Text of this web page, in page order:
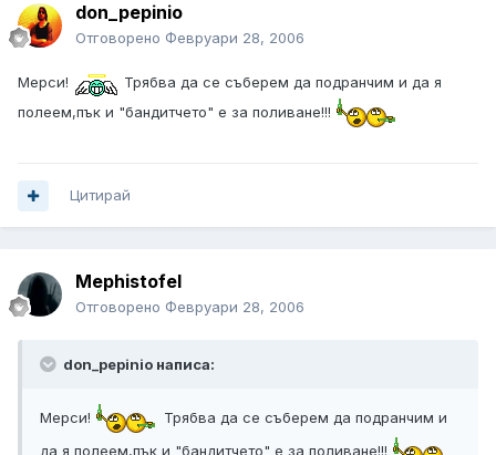
don_pepinio
Отговорено Февруари 28, 2006
Мерси!
Трябва да се съберем да подранчим и да я
полеем,пък и "бандитчето" е за поливане!!!
Цитирай
Mephistofel
Отговорено Февруари 28, 2006
don_pepinio написа:
Мерси!
Трябва да се съберем да подранчим и
да я полеем,пък и "бандитчето" е за поливане!!!